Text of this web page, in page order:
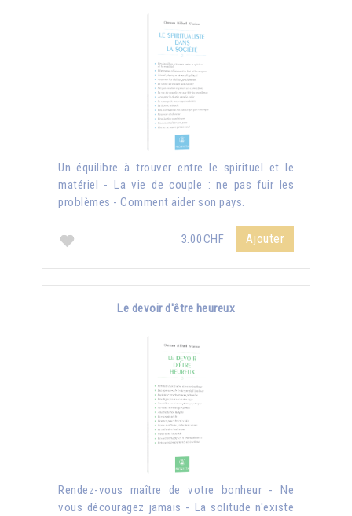
Un équilibre à trouver entre le spirituel et le
matériel - La vie de couple : ne pas fuir les
problèmes - Comment aider son pays.
3.00CHF Ajouter
Le devoir d'être heureux
Rendez-vous maître de votre bonheur - Ne
vous découragez jamais - La solitude n'existe